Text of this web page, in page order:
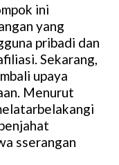
M
u
t
e
ini
yang
pribadi dan
Sekarang,
upaya
Menurut
sserangan